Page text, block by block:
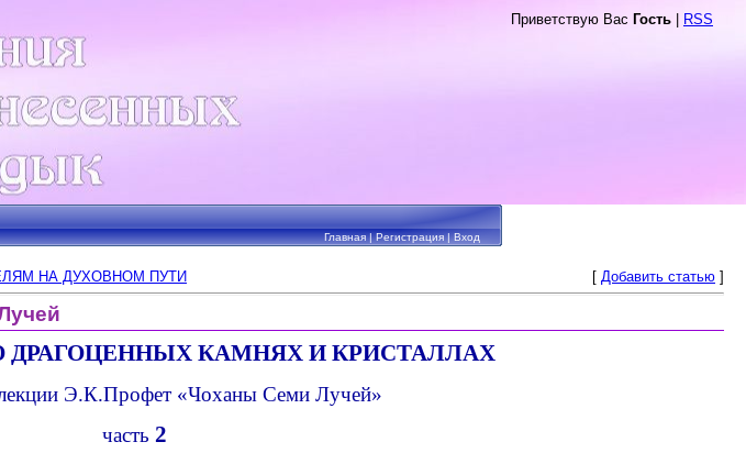
Приветствую Вас Гость RSS
Главная|Регистрация|Вход
НА ДУХОВНОМ ПУТИ [ Добавить статью ]
ДРАГОЦЕННЫХ КАМНЯХ И КРИСТАЛЛАХ
Э.К.Профет «Чоханы Семи Лучей»
часть 2